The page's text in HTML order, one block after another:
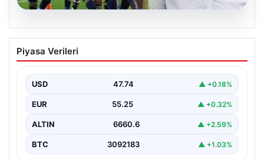
06.08.2026
Atletico Mineiro’dan Fenerbahçe’nin
orta sahasına sürpriz ilgi: Paulo Bracks
Atletico Mineiro cephesinden Fenerbahçe'nin orta saha
Piyasa Verileri
USD 47.74 ▲ +0.18%
EUR 55.25 ▲ +0.32%
ALTIN 6660.6 ▲ +2.59%
BTC 3092183 ▲ +1.03%